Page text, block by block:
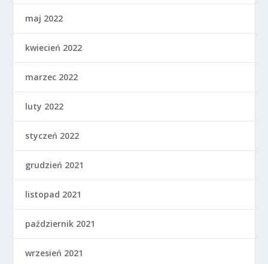
maj 2022
kwiecień 2022
marzec 2022
luty 2022
styczeń 2022
grudzień 2021
listopad 2021
październik 2021
wrzesień 2021